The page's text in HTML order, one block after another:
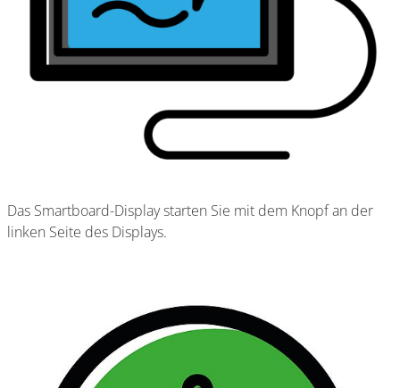
Das Smartboard-Display starten Sie mit dem Knopf an der
linken Seite des Displays.